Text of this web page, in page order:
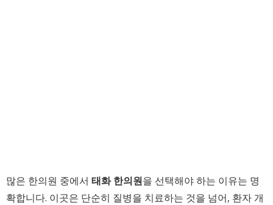
많은 한의원 중에서 태화 한의원을 선택해야 하는 이유는 명
확합니다. 이곳은 단순히 질병을 치료하는 것을 넘어, 환자 개